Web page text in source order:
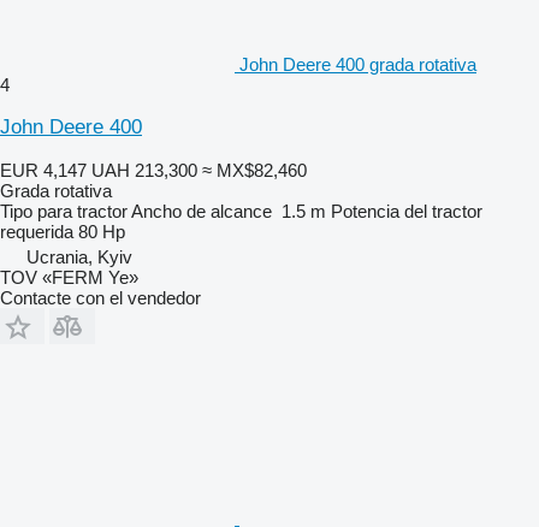
John Deere 400 grada rotativa
4
John Deere 400
EUR 4,147 UAH 213,300 ≈ MX$82,460
Grada rotativa
Tipo para tractorAncho de alcance 1.5 m Potencia del tractor
requerida 80 Hp
Ucrania, Kyiv
TOV «FERM Ye»
Contacte con el vendedor